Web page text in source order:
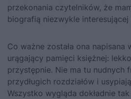
przekonania czytelników, że
biografią niezwykle interesującej
Co ważne została ona napisana
urągający pamięci księżnej:
przystępnie. Nie ma tu nudnych
przydługich rozdziałów i
Wszystko wygląda dokładnie